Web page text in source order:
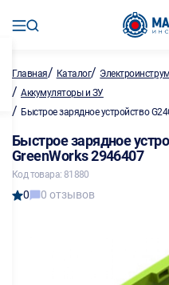
Главная/ Каталог/
/ Аккумуляторы и ЗУ
/ Быстрое зарядное устройство
Быстрое зарядное
GreenWorks 2946407
Код товара: 81880
0 0 отзывов